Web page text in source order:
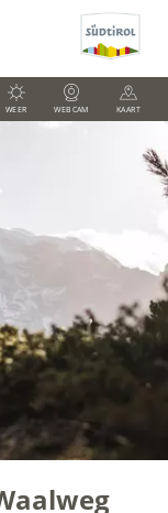
WEER WEBCAM KAART